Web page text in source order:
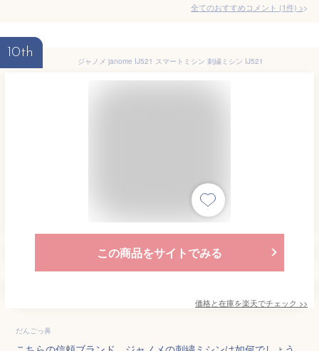
全てのおすすめコメント (1件) >
10th
ジャノメ janome IJ521 スマートミシン 刺繍ミシン IJ521
この商品をサイトでみる
価格と在庫を楽天でチェック >>
だんごっ鼻